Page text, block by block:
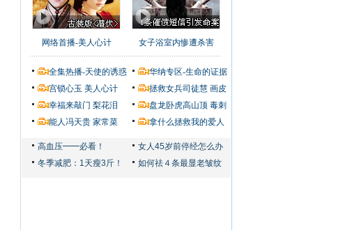
网络首播-美人心计 女子浴室内惨遭杀害
全集热播-天使的诱惑
华纳专区-生命的证据
宫锁心玉 美人心计 拯救女兵司徒慧 画皮
幸福来敲门 梨花泪 盘龙卧虎高山顶 毒刺
能人冯天贵 家常菜 拿什么拯救我的爱人